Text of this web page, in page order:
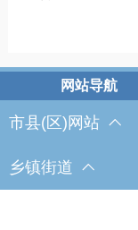
市县(区)网站
乡镇街道